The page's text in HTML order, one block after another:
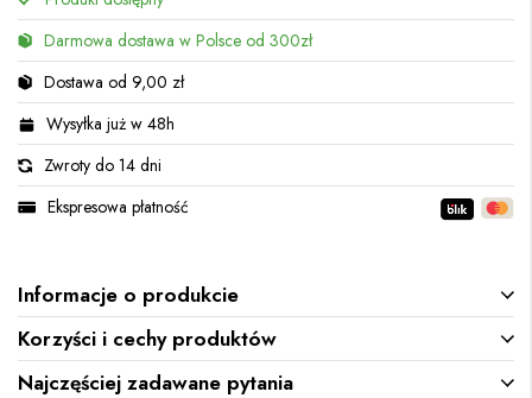
Darmowa dostawa w Polsce od 300zł
Dostawa od 9,00 zł
Wysyłka już w 48h
Zwroty do 14 dni
Ekspresowa płatność
Informacje o produkcie
Korzyści i cechy produktów
Najczęściej zadawane pytania